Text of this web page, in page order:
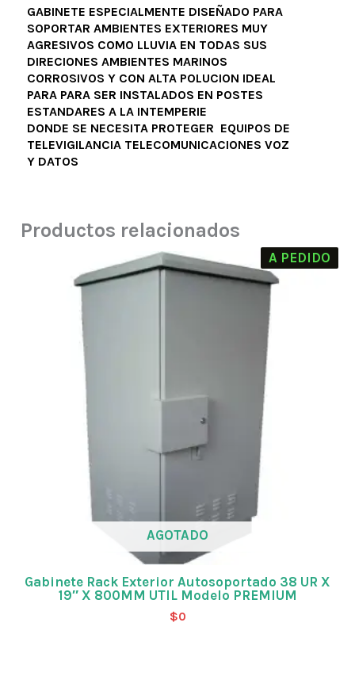
GABINETE ESPECIALMENTE DISEÑADO PARA
SOPORTAR AMBIENTES EXTERIORES MUY
AGRESIVOS COMO LLUVIA EN TODAS SUS
DIRECIONES AMBIENTES MARINOS
CORROSIVOS Y CON ALTA POLUCION IDEAL
PARA PARA SER INSTALADOS EN POSTES
ESTANDARES A LA INTEMPERIE
DONDE SE NECESITA PROTEGER EQUIPOS DE
TELEVIGILANCIA TELECOMUNICACIONES VOZ
Y DATOS
Productos relacionados
A PEDIDO
AGOTADO
Gabinete Rack Exterior Autosoportado 38 UR X
19″ X 800MM UTIL Modelo PREMIUM
$0